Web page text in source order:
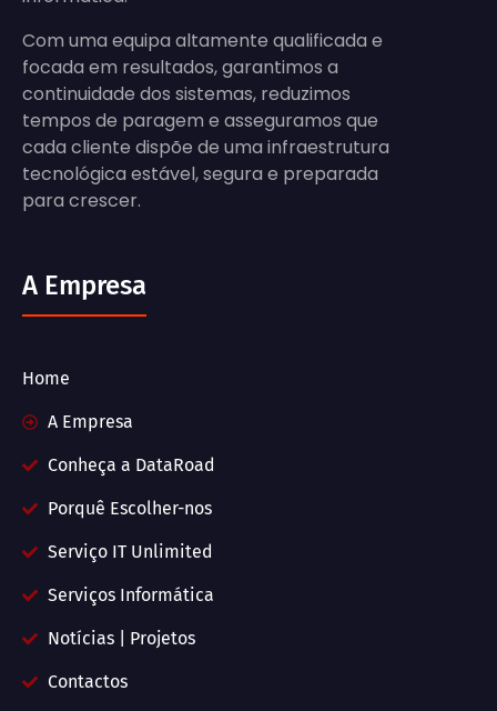
Com uma equipa altamente qualificada e
focada em resultados, garantimos a
continuidade dos sistemas, reduzimos
tempos de paragem e asseguramos que
cada cliente dispõe de uma infraestrutura
tecnológica estável, segura e preparada
para crescer.
A Empresa
Home
A Empresa
Conheça a DataRoad
Porquê Escolher-nos
Serviço IT Unlimited
Serviços Informática
Notícias | Projetos
Contactos